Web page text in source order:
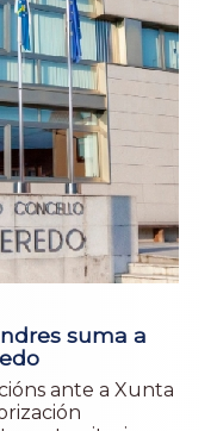
suma a
ante a Xunta